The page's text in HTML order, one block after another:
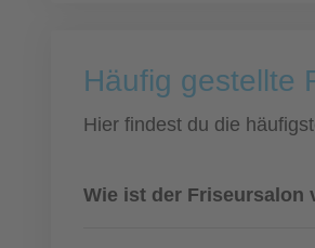
Häufig gestellte
Hier findest du die
Wie ist der Friseursalon